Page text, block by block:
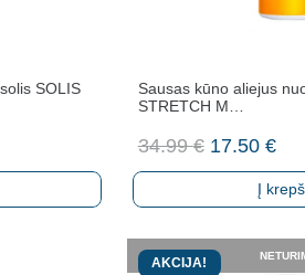
SOLIS
Sausas kūno aliejus
STRETCH M…
34.99€ Original
price
17.50 €
is:
Į
AKCIJA!